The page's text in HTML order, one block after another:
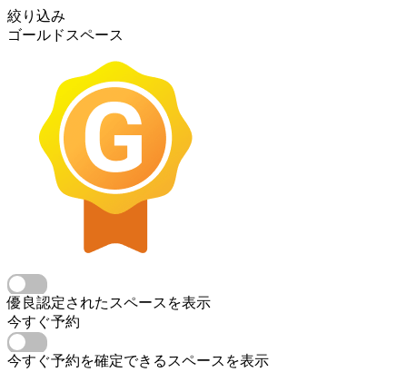
絞り込み
ゴールドスペース
優良認定されたスペースを表示
今すぐ予約
今すぐ予約を確定できるスペースを表示